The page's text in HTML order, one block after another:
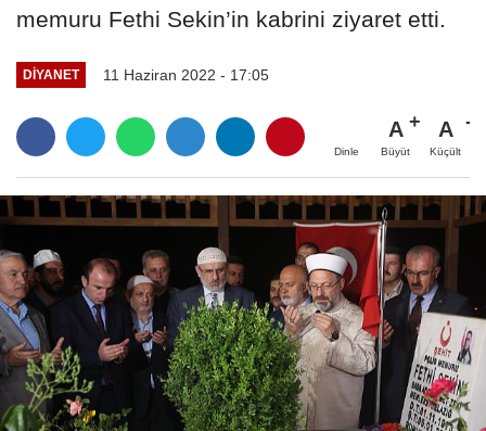
memuru Fethi Sekin’in kabrini ziyaret etti.
DİYANET 11 Haziran 2022 - 17:05
Dinle
A
Büyüt
A
Küçült